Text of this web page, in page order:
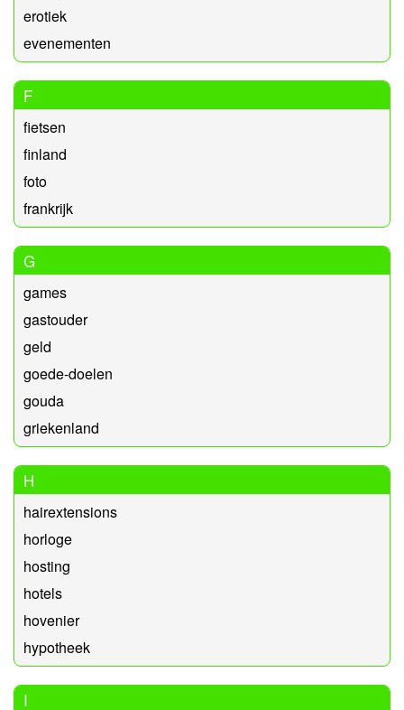
erotiek
evenementen
F
fietsen
finland
foto
frankrijk
G
games
gastouder
geld
goede-doelen
gouda
griekenland
H
hairextensions
horloge
hosting
hotels
hovenier
hypotheek
I